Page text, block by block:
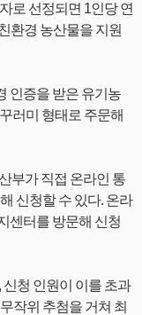
로 선정되면 1인당 연
환경 농산물을 지원
인증을 받은 유기농
러미 형태로 주문해
부가 직접 온라인 통
신청할 수 있다. 온라
센터를 방문해 신청
청 인원이 이를 초과
작위 추첨을 거쳐 최